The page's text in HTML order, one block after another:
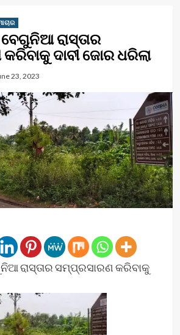
ରାସ୍ତାର
ଦାବୀ ଜୋର ଧରିଲା
23, 2023
ରାସ୍ତାର ସମ୍ପ୍ରସାରଣ କରିବାକୁ